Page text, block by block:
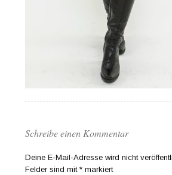
Schreibe einen Kommentar
Deine E-Mail-Adresse wird nicht
Felder sind mit* markiert